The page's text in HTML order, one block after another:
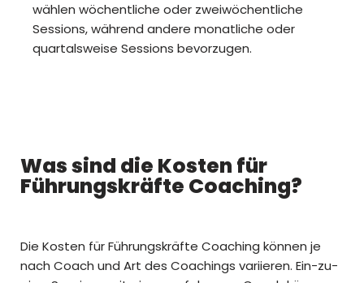
wählen wöchentliche oder zweiwöchentliche
Sessions, während andere monatliche oder
quartalsweise Sessions bevorzugen.
Was sind die Kosten für
Führungskräfte Coaching?
Die Kosten für Führungskräfte Coaching können je
nach Coach und Art des Coachings variieren. Ein-zu-